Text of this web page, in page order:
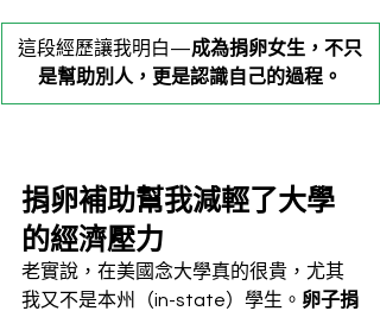
這段經歷讓我明白—成為捐卵女生，不只
是幫助別人，更是認識自己的過程。
捐卵補助幫我減輕了大學
的經濟壓力
老實說，在美國念大學真的很貴，尤其
我又不是本州（in-state）學生。 卵子捐